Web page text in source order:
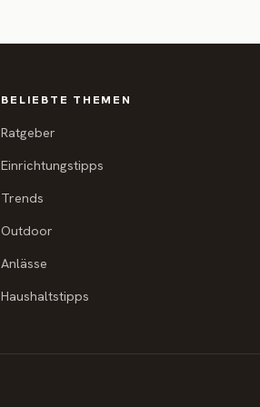
BELIEBTE THEMEN
Ratgeber
Einrichtungstipps
Trends
Outdoor
Anlässe
Haushaltstipps